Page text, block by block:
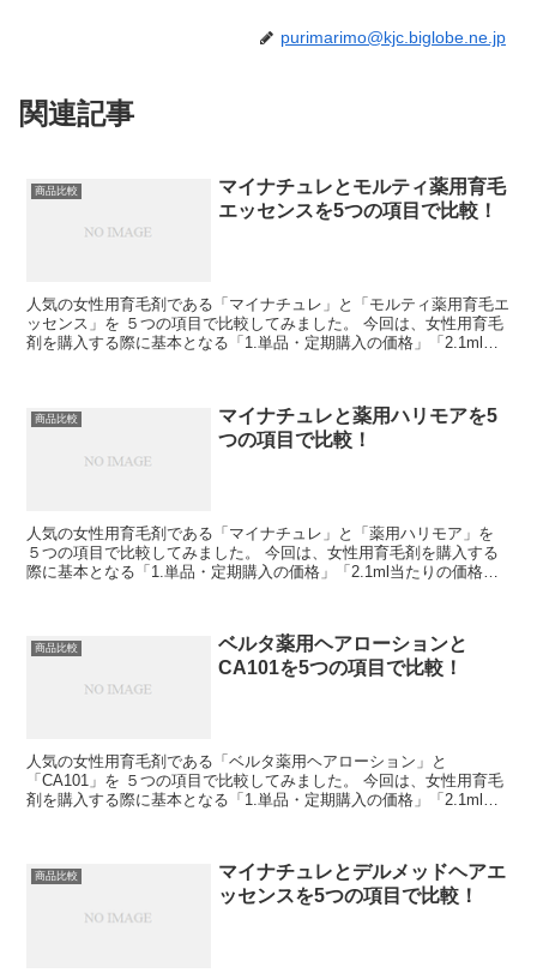
purimarimo@kjc.biglobe.ne.jp
関連記事
商品比較
マイナチュレとモルティ薬用育毛
エッセンスを5つの項目で比較！
人気の女性用育毛剤である「マイナチュレ」と「モルティ薬用育毛エ
ッセンス」を ５つの項目で比較してみました。 今回は、女性用育毛
剤を購入する際に基本となる「1.単品・定期購入の価格」「2.1ml当
商品比較
マイナチュレと薬用ハリモアを5
つの項目で比較！
人気の女性用育毛剤である「マイナチュレ」と「薬用ハリモア」を
５つの項目で比較してみました。 今回は、女性用育毛剤を購入する
際に基本となる「1.単品・定期購入の価格」「2.1ml当たりの価格」
商品比較
ベルタ薬用ヘアローションと
CA101を5つの項目で比較！
人気の女性用育毛剤である「ベルタ薬用ヘアローション」と
「CA101」を ５つの項目で比較してみました。 今回は、女性用育毛
剤を購入する際に基本となる「1.単品・定期購入の価格」「2.1ml当
商品比較
マイナチュレとデルメッドヘアエ
ッセンスを5つの項目で比較！